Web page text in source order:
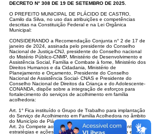
DECRETO N° 308 DE 19 DE SETEMBRO DE 2025.
O PREFEITO MUNICIPAL DE PLÁCIDO DE CASTRO,
Camilo da Silva, no uso das atribuições e competências
descritas na Constituição Federal e na Lei Orgânica
Municipal:
CONSIDERANDO a Recomendação Conjunta n° 2 de 17 de
janeiro de 2024, assinada pelo presidente do Conselho
Nacional de Justiça-CNJ, presidente do Conselho nacional
do Mistério Público-CNMP, Ministério de Desenvolvimento e
Assistência Social, Família e Combate à fome, Ministério dos
Direitos Humanos e da Cidadania, Ministério de
Planejamento e Orçamento, Presidente do Conselho
Nacional de Assistência Social- CNAS e Presidente do
Conselho Nacional de Direitos da Criança e do Adolescente-
CONANDA, dispõe sobre a integração de esforços para
fortalecimento do serviços de acolhimento em família
acolhedora:
Art. 1° Fica instituído o Grupo de Trabalho para implantação
do Serviço de Acolhimento em Família Acolhedora no âmbito
do Município de Plácido de Castro/AC;
Art. 2o Compete ao Grupo de Trabalho o planejamento de
estratégias e ações integradas voltadas à ampliação e